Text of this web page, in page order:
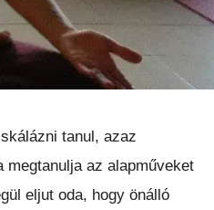
tanul, azaz
az alapműveket
eljut oda, hogy önálló